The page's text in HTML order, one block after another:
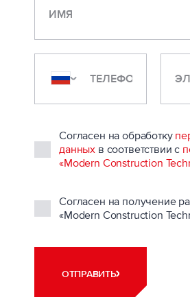
ИМЯ
Согласен на обработку
данных в соответствии с
«Modern Construction
Согласен на получение
«Modern Construction
ОТПРАВИТЬ